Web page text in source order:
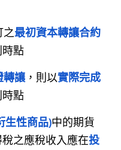
之最初資本轉讓合約
時點
轉讓 ，則以實際完成
時點
生性商品)中的期貨
之應稅收入應在投